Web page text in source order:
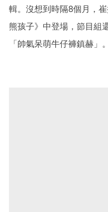
輯。沒想到時隔8個月，
熊孩子》中登場，節目組
「帥氣呆萌牛仔褲鎮赫」。